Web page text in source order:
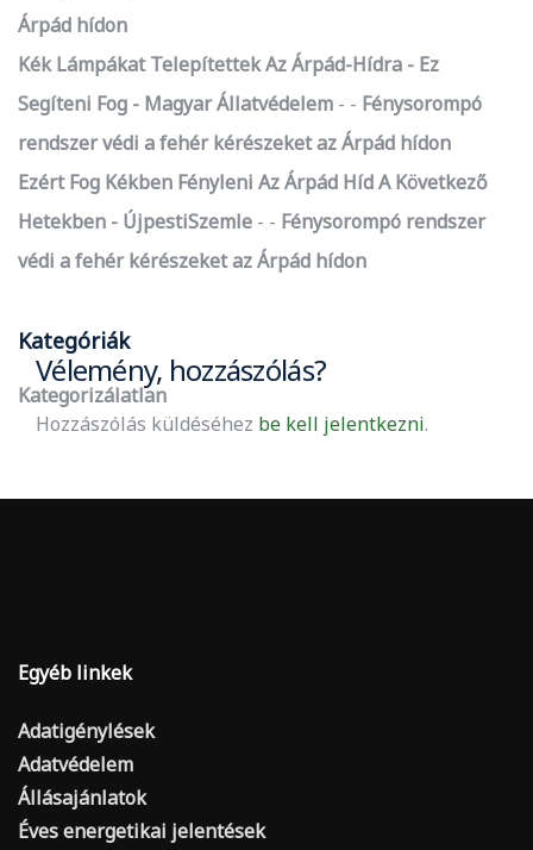
Árpád hídon
Kék Lámpákat Telepítettek Az Árpád-Hídra - Ez
Segíteni Fog - Magyar Állatvédelem
- Fénysorompó
rendszer védi a fehér kérészeket az Árpád hídon
Ezért Fog Kékben Fényleni Az Árpád Híd A Következő
Hetekben - ÚjpestiSzemle
- Fénysorompó rendszer
védi a fehér kérészeket az Árpád hídon
Kategóriák
Kategorizálatlan
Vélemény, hozzászólás?
Hozzászólás küldéséhez be kell jelentkezni.
Egyéb linkek
Adatigénylések
Adatvédelem
Állásajánlatok
Éves energetikai jelentések